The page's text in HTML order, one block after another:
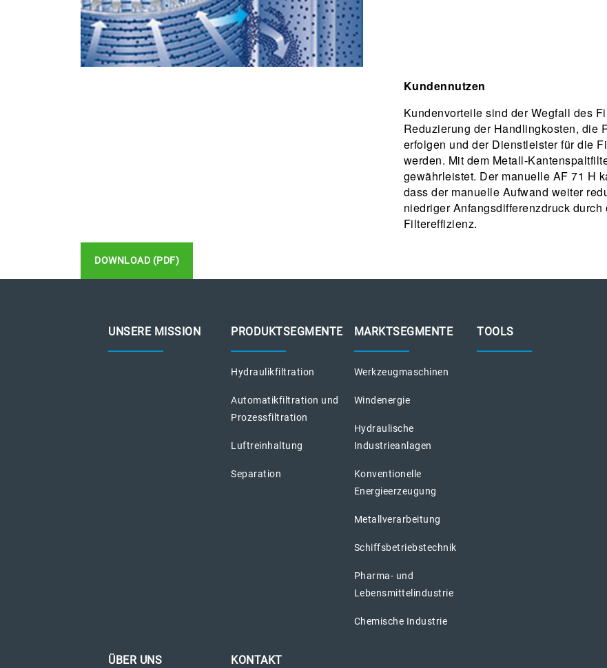
Kundennutzen
Kundenvorteile sind der Wegfall des
Reduzierung der Handlingkosten, die
erfolgen und der Dienstleister für die
werden. Mit dem Metall-
gewährleistet. Der manuelle AF 71 H
dass der manuelle Aufwand weiter
niedriger Anfangsdifferenzdruck
Filtereffizienz.
DOWNLOAD (PDF)
UNSERE MISSION PRODUKTSEGMENTE
Hydraulikfiltration
Automatikfiltration und
Prozessfiltration
Luftreinhaltung
Separation
MARKTSEGMENTE
Werkzeugmaschinen
Windenergie
Hydraulische
Industrieanlagen
Konventionelle
Energieerzeugung
Metallverarbeitung
Schiffsbetriebstechnik
Pharma- und
Lebensmittelindustrie
Chemische Industrie
TOOLS
ÜBER UNS KONTAKT